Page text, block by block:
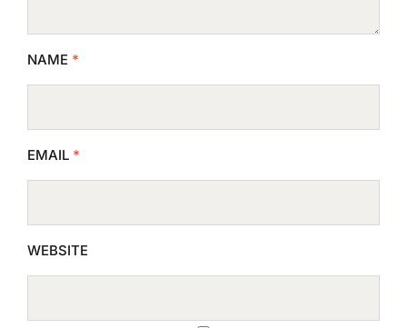
NAME *
EMAIL *
WEBSITE